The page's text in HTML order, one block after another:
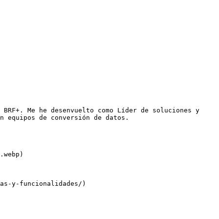
Me he desenvuelto como Líder de soluciones y
equipos de conversión de datos.
y-funcionalidades/)